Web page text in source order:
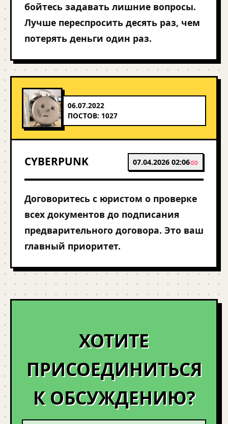
бойтесь задавать лишние вопросы.
Лучше переспросить десять раз, чем
потерять деньги один раз.
06.07.2022
ПОСТОВ: 1027
CYBERPUNK 07.04.2026 02:06
Договоритесь с юристом о проверке
всех документов до подписания
предварительного договора. Это ваш
главный приоритет.
ХОТИТЕ
ПРИСОЕДИНИТЬСЯ
К ОБСУЖДЕНИЮ?